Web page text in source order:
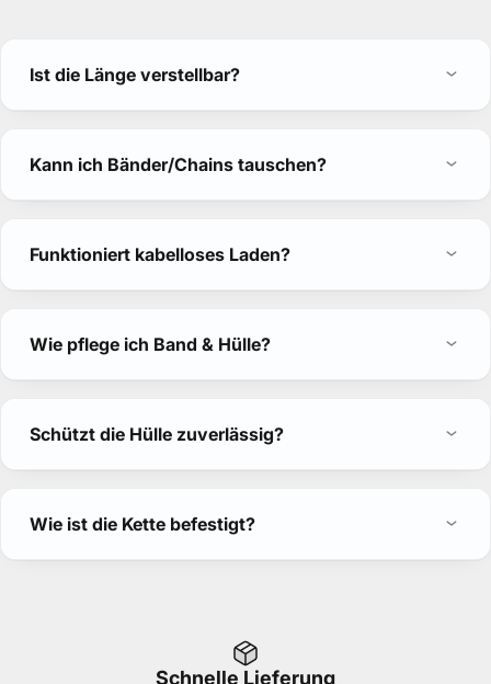
Ist die Länge verstellbar?
Kann ich Bänder/Chains tauschen?
Funktioniert kabelloses Laden?
Wie pflege ich Band & Hülle?
Schützt die Hülle zuverlässig?
Wie ist die Kette befestigt?
Schnelle Lieferung